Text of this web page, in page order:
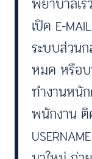
เปิด E-
ระบบส่วน
หมด หรือ
ทำงานหนั
พนักงาน